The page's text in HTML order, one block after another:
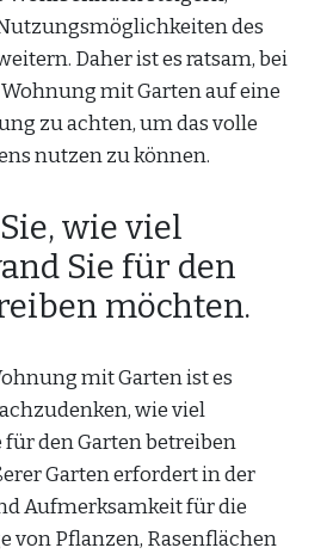
des
Daher ist es ratsam, bei
mit Garten auf eine
zu achten, um das volle
nutzen zu können.
wie viel
Sie für den
möchten.
mit Garten ist es
wie viel
für den Garten betreiben
Garten erfordert in der
Aufmerksamkeit für die
von Pflanzen, Rasenflächen